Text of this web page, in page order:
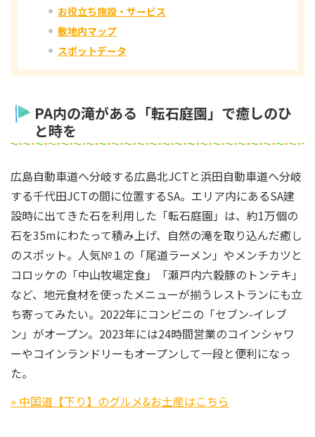
お役立ち施設・サービス
敷地内マップ
スポットデータ
PA内の滝がある「転石庭園」で癒しのひ
と時を
広島自動車道へ分岐する広島北JCTと浜田自動車道へ分岐
する千代田JCTの間に位置するSA。エリア内にあるSA建
設時に出てきた石を利用した「転石庭園」は、約1万個の
石を35mにわたって積み上げ、自然の滝を取り込んだ癒し
のスポット。人気№１の「尾道ラーメン」やメンチカツと
コロッケの「中山牧場定食」「瀬戸内六穀豚のトンテキ」
など、地元食材を使ったメニューが揃うレストランにも立
ち寄ってみたい。2022年にコンビニの「セブン-イレブ
ン」がオープン。2023年には24時間営業のコインシャワ
ーやコインランドリーもオープンして一段と便利になっ
た。
» 中国道【下り】のグルメ&お土産はこちら